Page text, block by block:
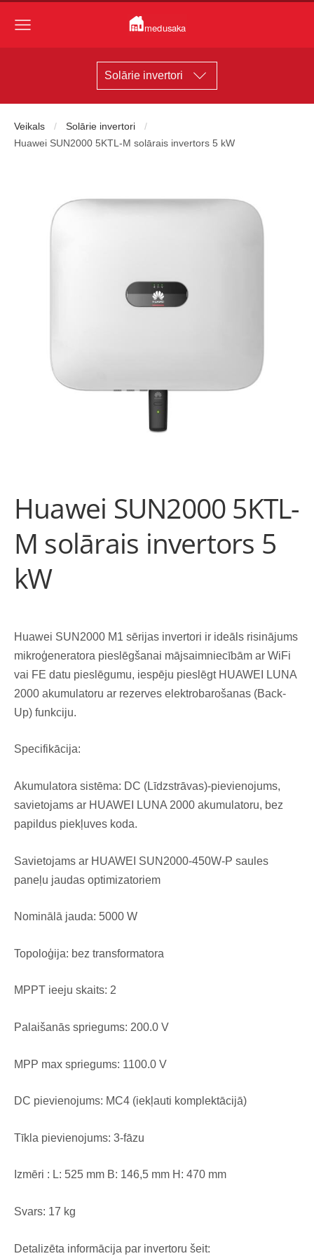
Solārie invertori
Veikals
Solārie invertori
Huawei SUN2000 5KTL-M solārais invertors 5 kW
Huawei SUN2000 5KTL-
M solārais invertors 5
kW
Huawei SUN2000 M1 sērijas invertori ir ideāls risinājums
mikroģeneratora pieslēgšanai mājsaimniecībām ar WiFi
vai FE datu pieslēgumu, iespēju pieslēgt HUAWEI LUNA
2000 akumulatoru ar rezerves elektrobarošanas (Back-
Up) funkciju.
Specifikācija:
Akumulatora sistēma: DC (Līdzstrāvas)-pievienojums,
savietojams ar HUAWEI LUNA 2000 akumulatoru, bez
papildus piekļuves koda.
Savietojams ar HUAWEI SUN2000-450W-P saules
paneļu jaudas optimizatoriem
Nominālā jauda: 5000 W
Topoloģija: bez transformatora
MPPT ieeju skaits: 2
Palaišanās spriegums: 200.0 V
MPP max spriegums: 1100.0 V
DC pievienojums: MC4 (iekļauti komplektācijā)
Tīkla pievienojums: 3-fāzu
Izmēri : L: 525 mm B: 146,5 mm H: 470 mm
Svars: 17 kg
Detalizēta informācija par invertoru šeit: